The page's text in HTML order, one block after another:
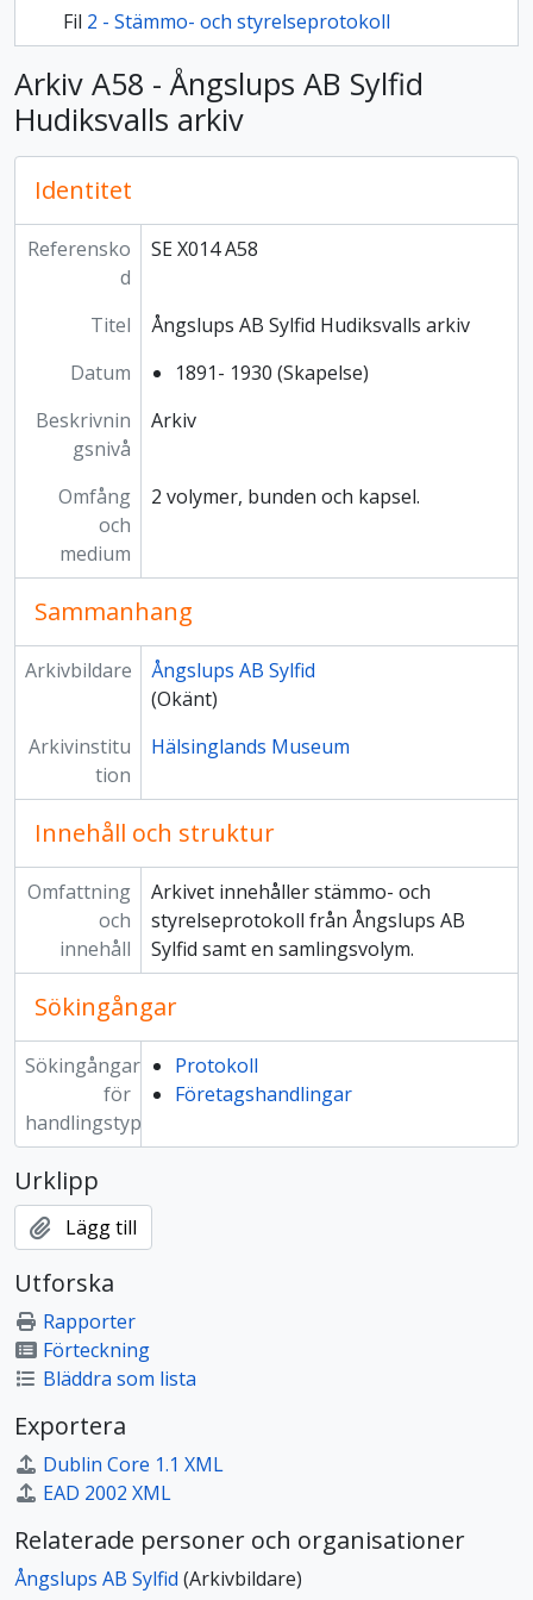
Fil 2 - Stämmo- och styrelseprotokoll
Arkiv A58 - Ångslups AB Sylfid
Hudiksvalls arkiv
Identitet
Referensko
d
SE X014 A58
Titel
Ångslups AB Sylfid Hudiksvalls arkiv
Datum
1891- 1930 (Skapelse)
Beskrivnin
gsnivå
Arkiv
Omfång
och
medium
2 volymer, bunden och kapsel.
Sammanhang
Arkivbildare
Ångslups AB Sylfid
(Okänt)
Arkivinstitu
tion
Hälsinglands Museum
Innehåll och struktur
Omfattning
och
innehåll
Arkivet innehåller stämmo- och
styrelseprotokoll från Ångslups AB
Sylfid samt en samlingsvolym.
Sökingångar
Sökingångar
för
handlingstyp
Protokoll
Företagshandlingar
Urklipp
Lägg till
Utforska
Rapporter
Förteckning
Bläddra som lista
Exportera
Dublin Core 1.1 XML
EAD 2002 XML
Relaterade personer och organisationer
Ångslups AB Sylfid (Arkivbildare)